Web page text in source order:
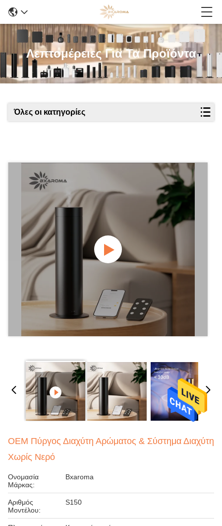
Λεπτομέρειες Για Τα Προϊόντα
Όλες οι κατηγορίες
OEM Πύργος Διαχύτη Αρώματος & Σύστημα Διαχύτη
Χωρίς Νερό
Ονομασία
Μάρκας:
Bxaroma
Αριθμός
Μοντέλου:
S150